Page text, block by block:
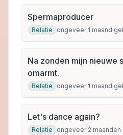
Spermaproducer
Relatie ongeveer 1 maand
Na zonden mijn nieuwe
omarmt.
Relatie ongeveer 1 maand
Let's dance again?
Relatie ongeveer 2